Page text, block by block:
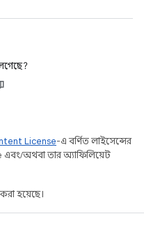
License-এ বর্ণিত লাইসেন্সের
অথবা তার অ্যাফিলিয়েট
হয়েছে।